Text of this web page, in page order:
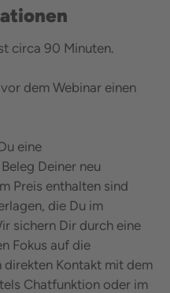
circa 90 Minuten.
dem Webinar einen
eine
Deiner neu
Preis enthalten sind
die Du im
sichern Dir durch eine
Fokus auf die
direkten Kontakt mit dem
Chatfunktion oder im